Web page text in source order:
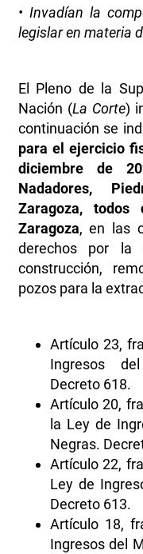
• Invadían la
legislar en materia
El Pleno de la
Nación (La Corte)
continuación se
para el ejercicio
diciembre de
Nadadores,
Zaragoza,
Zaragoza, en las
derechos por la
construcción,
pozos para la
Artículo 23,
Ingresos
Decreto 618.
Artículo 20,
la Ley de
Negras.
Artículo 22,
Ley de
Decreto 613.
Artículo 18,
Ingresos del